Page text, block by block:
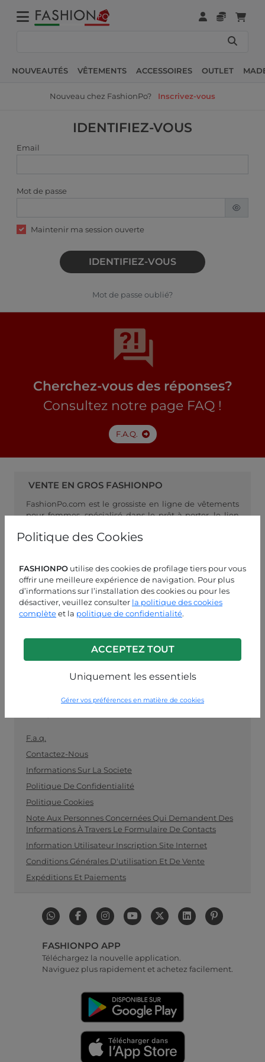
Politique des Cookies
FASHIONPO utilise des cookies de profilage tiers pour vous
offrir une meilleure expérience de navigation. Pour plus
d’informations sur l’installation des cookies ou pour les
désactiver, veuillez consulter la politique des cookies
complèteet la politique de confidentialité.
ACCEPTEZ TOUT
Uniquement les essentiels
Gérer vos préférences en matière de cookies
NOUVEAUTÉS VÊTEMENTS ACCESSOIRES OUTLET
Nouveau chez FashionPo? Inscrivez-vous
IDENTIFIEZ-VOUS
Email
Mot de passe
Maintenir ma session ouverte
IDENTIFIEZ-VOUS
Mot de passe oublié?
Cherchez-vous des réponses?
Consultez notre page FAQ !
F.A.Q.
VENTE EN GROS FASHIONPO
FashionPo.com est le grossiste en ligne de vêtements
pour femmes, spécialisé dans le prêt-à-porter, le lien
les détaillants. Achetez vos vêtements en gros
ASSISTANCE CLIENT
LUN-VEN 09:00-13:00 / 14:00-18:00
info@fashionpo.fr
Contactez-nous sur WhatsApp
F.a.q.
Contactez-Nous
Informations Sur La Societe
Politique De Confidentialité
Politique Cookies
Note Aux Personnes Concernées Qui Demandent Des
Informations À Travers Le Formulaire De Contacts
Information Utilisateur Inscription Site Internet
Conditions Générales D'utilisation Et De Vente
Expéditions Et Paiements
FASHIONPO APP
Téléchargez la nouvelle application.
Naviguez plus rapidement et achetez facilement.